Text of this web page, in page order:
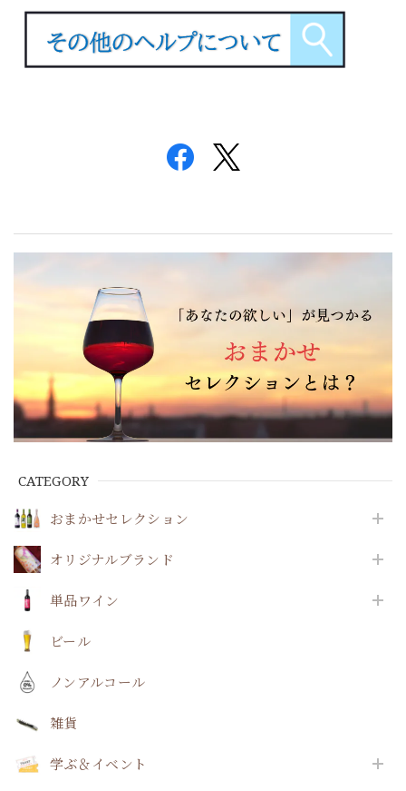
CATEGORY
おまかせセレクション
オリジナルブランド
単品ワイン
ビール
ノンアルコール
雑貨
学ぶ＆イベント